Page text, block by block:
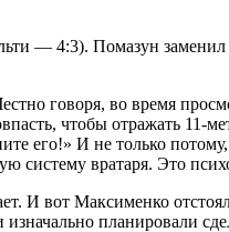
— 4:3). Помазун
говоря, во время
чтобы отражать
его!» И не только
систему вратаря. Это
И вот Максименко
планировали